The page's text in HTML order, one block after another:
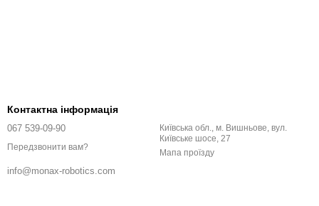
Контактна інформація
067 539-09-90
Передзвонити вам?
info@monax-robotics.com
Київська обл., м. Вишньове, вул.
Київське шосе, 27
Мапа проїзду